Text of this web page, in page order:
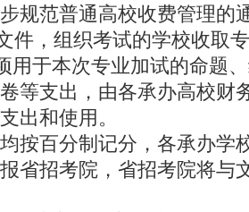
规范普通高校收费管理的
件，组织考试的学校收取
用于本次专业加试的命题
等支出，由各承办高校财
出和使用。
按百分制记分，各承办学
省招考院，省招考院将与